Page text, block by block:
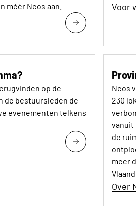
méér Neos aan.
Voor
op de
de bestuursleden de
evenementen telkens
Neos
230
vanuit
de
meer
Over